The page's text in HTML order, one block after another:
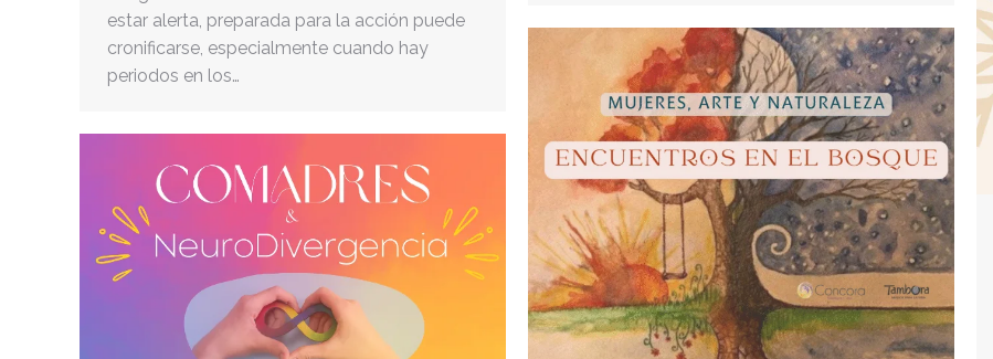
estar alerta, preparada para la acción puede
cronificarse, especialmente cuando hay
periodos en los…